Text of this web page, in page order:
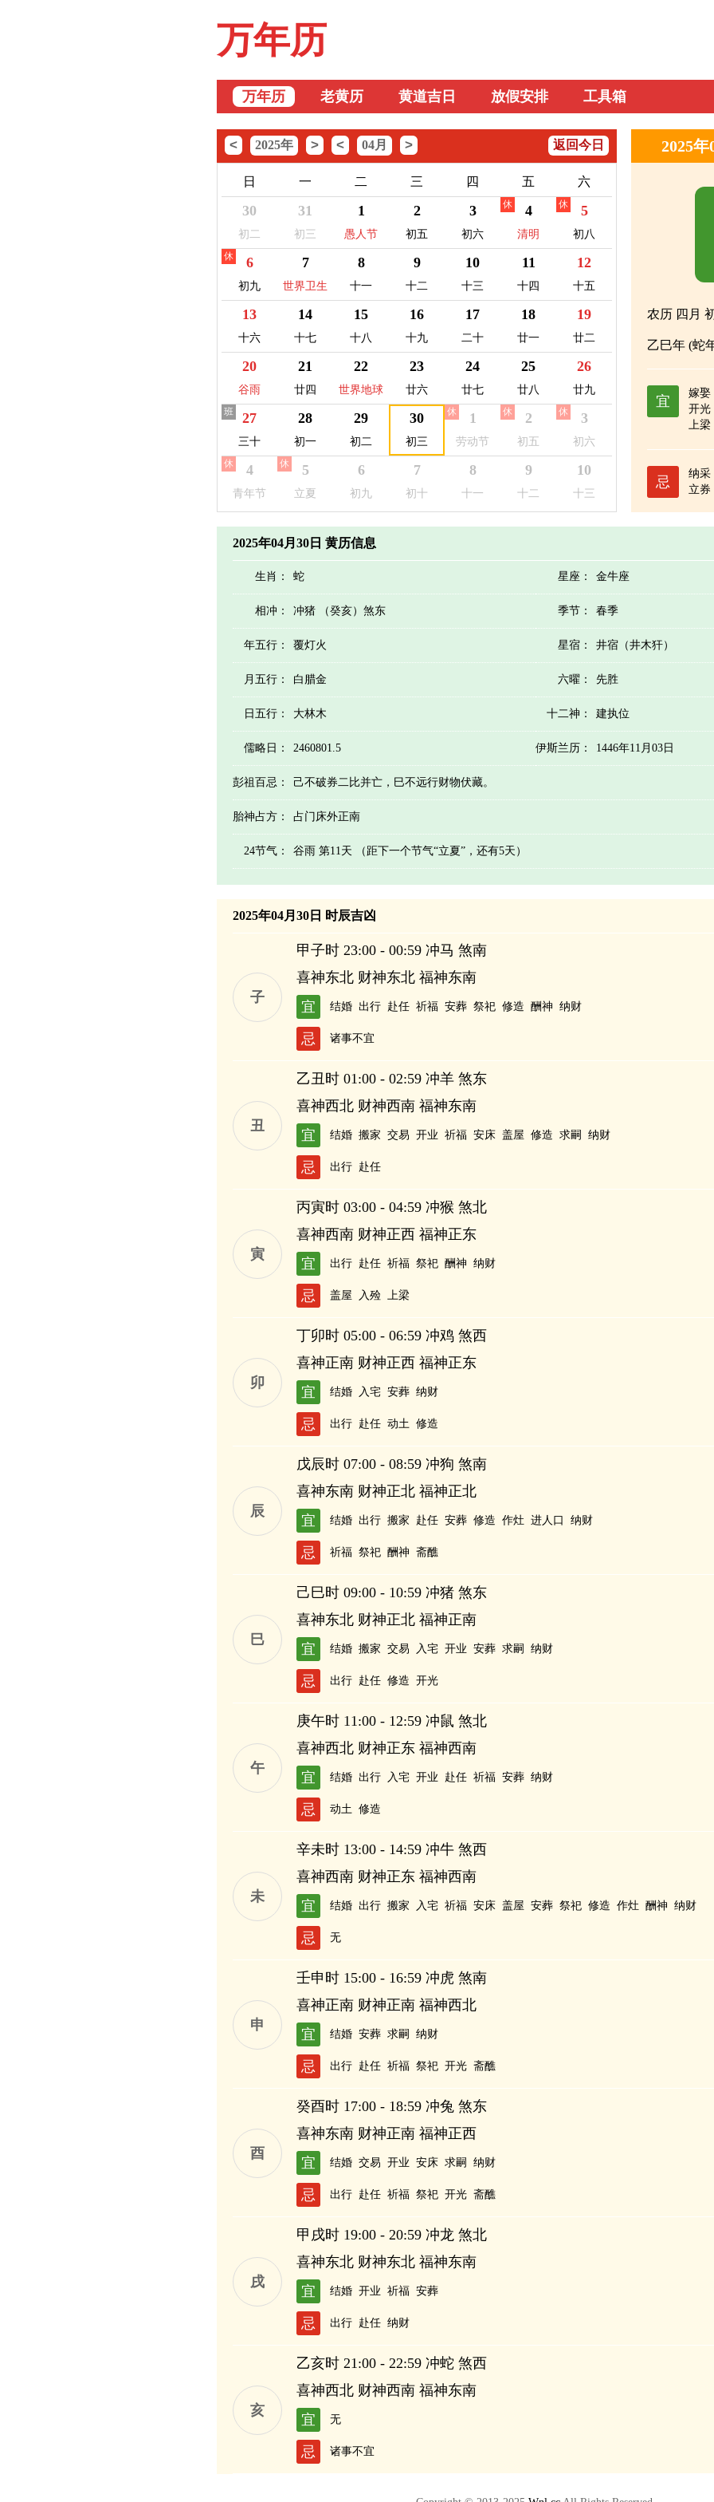
万年历
万年历 老黄历 黄道吉日 放假安排 工具箱
< 2025年 > < 04月 > 返回今日
日 一 二 三 四 五 六
30
初二
31
初三
1
愚人节
2
初五
3
初六
4
清明
休 5
初八
休
6
初九
休 7
世界卫生
日
8
十一
9
十二
10
十三
11
十四
12
十五
13
十六
14
十七
15
十八
16
十九
17
二十
18
廿一
19
廿二
20
谷雨
21
廿四
22
世界地球
日
23
廿六
24
廿七
25
廿八
26
廿九
27
三十
班 28
初一
29
初二
30
初三
1
劳动节
休 2
初五
休 3
初六
休
4
青年节
休 5
立夏
休 6
初九
7
初十
8
十一
9
十二
10
十三
2025
农历 四月
乙巳年 (蛇
宜
嫁娶
开光
上梁
忌
纳采
立券
2025年04月30日 黄历信息
生肖： 蛇 星座： 金牛座
相冲： 冲猪 （癸亥）煞东 季节： 春季
年五行： 覆灯火 星宿： 井宿（井木犴）
月五行： 白腊金 六曜： 先胜
日五行： 大林木 十二神： 建执位
儒略日： 2460801.5 伊斯兰历： 1446年11月03日
彭祖百忌： 己不破券二比并亡，巳不远行财物伏藏。
胎神占方： 占门床外正南
24节气： 谷雨 第11天 （距下一个节气“立夏”，还有5天）
2025年04月30日 时辰吉凶
子
甲子时 23:00 - 00:59 冲马 煞南
喜神东北 财神东北 福神东南
宜
结婚 出行 赴任 祈福 安葬 祭祀 修造 酬神 纳财
忌 诸事不宜
丑
乙丑时 01:00 - 02:59 冲羊 煞东
喜神西北 财神西南 福神东南
宜
结婚 搬家 交易 开业 祈福 安床 盖屋 修造 求嗣 纳财
忌 出行 赴任
寅
丙寅时 03:00 - 04:59 冲猴 煞北
喜神西南 财神正西 福神正东
宜
出行 赴任 祈福 祭祀 酬神 纳财
忌 盖屋 入殓 上梁
卯
丁卯时 05:00 - 06:59 冲鸡 煞西
喜神正南 财神正西 福神正东
宜
结婚 入宅 安葬 纳财
忌 出行 赴任 动土 修造
辰
戊辰时 07:00 - 08:59 冲狗 煞南
喜神东南 财神正北 福神正北
宜
结婚 出行 搬家 赴任 安葬 修造 作灶 进人口 纳财
忌 祈福 祭祀 酬神 斋醮
巳
己巳时 09:00 - 10:59 冲猪 煞东
喜神东北 财神正北 福神正南
宜
结婚 搬家 交易 入宅 开业 安葬 求嗣 纳财
忌 出行 赴任 修造 开光
午
庚午时 11:00 - 12:59 冲鼠 煞北
喜神西北 财神正东 福神西南
宜
结婚 出行 入宅 开业 赴任 祈福 安葬 纳财
忌 动土 修造
未
辛未时 13:00 - 14:59 冲牛 煞西
喜神西南 财神正东 福神西南
宜
结婚 出行 搬家 入宅 祈福 安床 盖屋 安葬 祭祀 修造 作灶 酬神 纳财
忌 无
申
壬申时 15:00 - 16:59 冲虎 煞南
喜神正南 财神正南 福神西北
宜
结婚 安葬 求嗣 纳财
忌 出行 赴任 祈福 祭祀 开光 斋醮
酉
癸酉时 17:00 - 18:59 冲兔 煞东
喜神东南 财神正南 福神正西
宜
结婚 交易 开业 安床 求嗣 纳财
忌 出行 赴任 祈福 祭祀 开光 斋醮
戌
甲戌时 19:00 - 20:59 冲龙 煞北
喜神东北 财神东北 福神东南
宜
结婚 开业 祈福 安葬
忌 出行 赴任 纳财
亥
乙亥时 21:00 - 22:59 冲蛇 煞西
喜神西北 财神西南 福神东南
宜
无
忌 诸事不宜